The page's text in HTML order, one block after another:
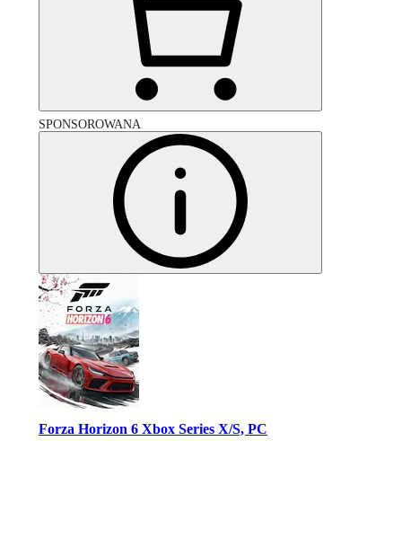
SPONSOROWANA
Forza Horizon 6 Xbox Series X/S, PC